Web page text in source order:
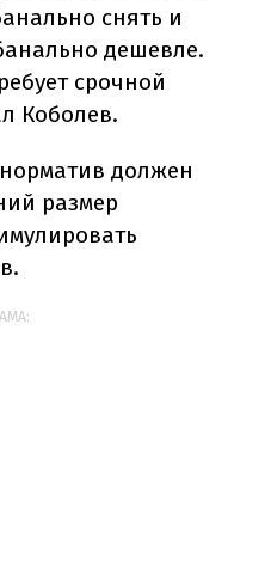
снять и
дешевле.
срочной
Коболев.
должен
размер